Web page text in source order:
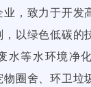
，致力于开发
以绿色低碳的
水等水环境净
物圈舍、环卫垃